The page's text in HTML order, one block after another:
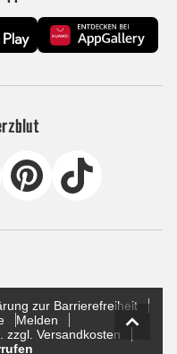
zur Barrierefreiheit
Melden
zzgl. Versandkosten